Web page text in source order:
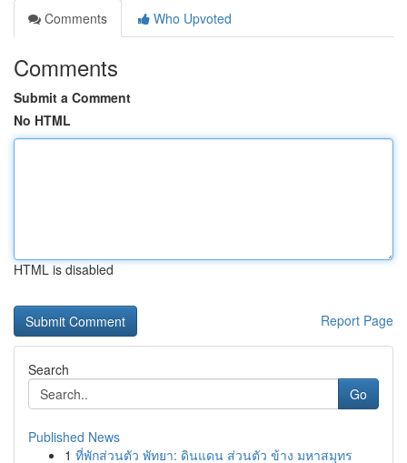
Comments
Who Upvoted
Comments
Submit a Comment
No HTML
HTML is disabled
Report Page
Search
Go
Published News
1 ที่พักส่วนตัว พัทยา: ดินแดน ส่วนตัว ข้าง มหาสมุทร